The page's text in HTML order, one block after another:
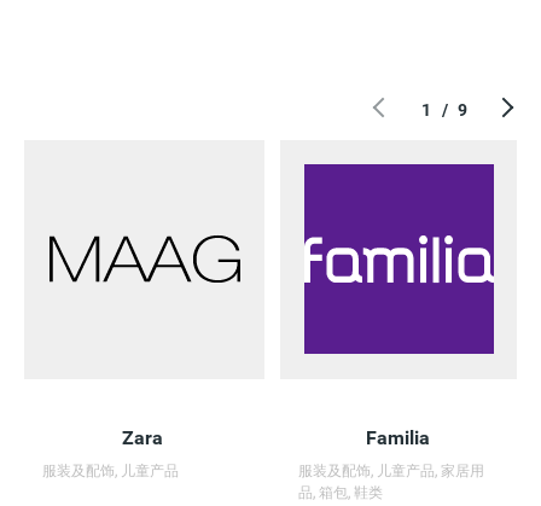
Zara
服装及配饰, 儿童产品
Familia
服装及配饰, 儿童产品, 家居用
品, 箱包, 鞋类
1 / 9